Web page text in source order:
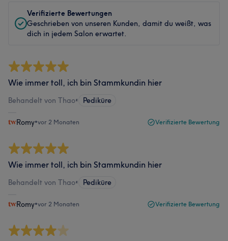
Verifizierte Bewertungen
Geschrieben von unseren Kunden, damit du weißt, was
dich in jedem Salon erwartet.
Wie immer toll, ich bin Stammkundin hier
Behandelt von Thao• Pediküre
Romy•vor 2 Monaten Verifizierte Bewertung
Wie immer toll, ich bin Stammkundin hier
Behandelt von Thao• Pediküre
Romy•vor 2 Monaten Verifizierte Bewertung